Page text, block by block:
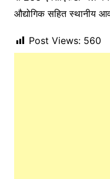
औद्योगिक सहित स्थानीय
Post Views: 560